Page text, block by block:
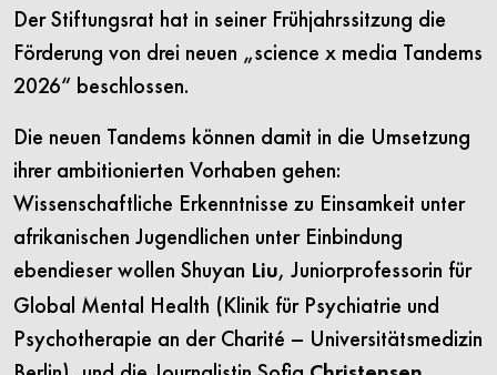
Der Stiftungsrat hat in seiner Frühjahrssitzung die
Förderung von drei neuen „science x media Tandems
2026“ beschlossen.
Die neuen Tandems können damit in die Umsetzung
ihrer ambitionierten Vorhaben gehen:
Wissenschaftliche Erkenntnisse zu Einsamkeit unter
afrikanischen Jugendlichen unter Einbindung
ebendieser wollen Shuyan Liu, Juniorprofessorin für
Global Mental Health (Klinik für Psychiatrie und
Psychotherapie an der Charité – Universitätsmedizin